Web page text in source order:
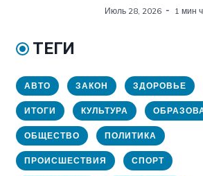
Июль 28, 2026 1 мин
ТЕГИ
АВТО ЗАКОН ЗДОРОВЬЕ
ИТОГИ КУЛЬТУРА
ОБЩЕСТВО ПОЛИТИКА
ПРОИСШЕСТВИЯ СПОРТ